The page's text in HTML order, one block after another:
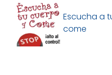
Escucha a
come